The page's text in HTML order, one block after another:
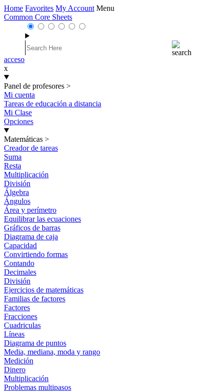
Home Favorites My Account Menu
Common Core Sheets
acceso
x
Panel de profesores >
Mi cuenta
Tareas de educación a distancia
Mi Clase
Opciones
Matemáticas >
Creador de tareas
Suma
Resta
Multiplicación
División
Álgebra
Ángulos
Área y perímetro
Equilibrar las ecuaciones
Gráficos de barras
Diagrama de caja
Capacidad
Convirtiendo formas
Contando
Decimales
División
Ejercicios de matemáticas
Familias de factores
Factores
Fracciones
Cuadriculas
Líneas
Diagrama de puntos
Media, mediana, moda y rango
Medición
Dinero
Multiplicación
Problemas multipasos